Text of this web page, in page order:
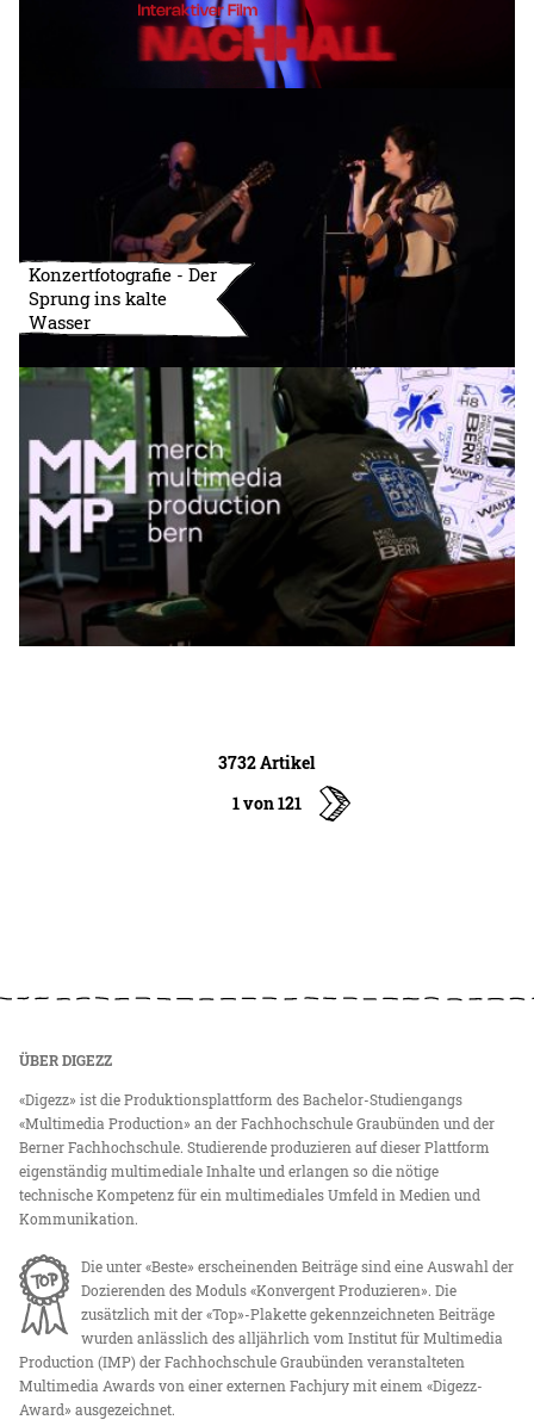
Konzertfotografie - Der
Sprung ins kalte
Wasser
3732 Artikel
1 von 121
ÜBER DIGEZZ
«Digezz» ist die Produktionsplattform des Bachelor-Studiengangs
«Multimedia Production» an der Fachhochschule Graubünden und der
Berner Fachhochschule. Studierende produzieren auf dieser Plattform
eigenständig multimediale Inhalte und erlangen so die nötige
technische Kompetenz für ein multimediales Umfeld in Medien und
Kommunikation.
Die unter «Beste» erscheinenden Beiträge sind eine Auswahl der
Dozierenden des Moduls «Konvergent Produzieren». Die
zusätzlich mit der «Top»-Plakette gekennzeichneten Beiträge
wurden anlässlich des alljährlich vom Institut für Multimedia
Production (IMP) der Fachhochschule Graubünden veranstalteten
Multimedia Awards von einer externen Fachjury mit einem «Digezz-
Award» ausgezeichnet.